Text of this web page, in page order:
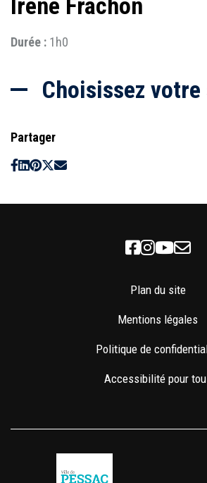
Durée : 1h0
Choisissez votre
Partager
Plan du site
Mentions légales
Politique de
Accessibilité pour